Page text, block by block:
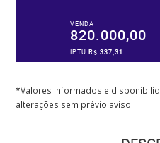
VENDA
820.000,00
IPTUR$ 337,31
*Valores informados e
alterações sem prévio aviso